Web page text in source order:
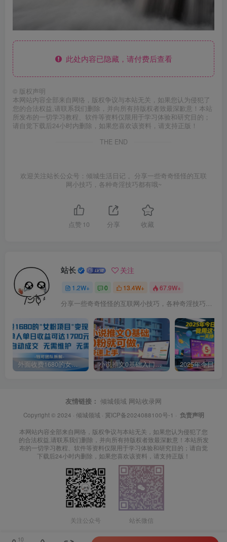
此处内容已隐藏，请付费后查看
© 版权声明
本网站内容全部来自网络，版权争议与本站无关，如果您认为侵犯了
您的合法权益,请联系我们删除，并向所有持版权者致最深歉意！本站
所发布的一切学习教程、软件等资料仅限用于学习体验和研究目的；
请自觉下载后24小时内删除，如果您喜欢该资料，请支持正版！
THE END
欢迎关注站长公众号：倾城生活日记 。分享一些奇奇怪怪的互联
网小技巧，各种奇淫技巧都有哦~
点赞 10 分享 收藏
站长 关注
1.2W+ 0 13.4W+ 67.9W+
分享一些奇奇怪怪的互联网小技巧，各种奇淫技巧都在本站。
外面收费1680的女粉项目变现，单人单日收益可达1.7k，全自动成交无需维护 小说推文0基础入门教程，0粉就可做，快速上手
友情链接： 倾城领域 网站收录网
Copyright © 2024 · 倾城领域 · 冀ICP备2024088100号-1 · 负责声明
本网站内容全部来自网络，版权争议与本站无关，如果您认为侵犯了您
的合法权益,请联系我们删除，并向所有持版权者致最深歉意！本站所发
布的一切学习教程、软件等资料仅限用于学习体验和研究目的；请自觉
下载后24小时内删除，如果您喜欢该资料，请支持正版！
关注公众号 站长微信
10